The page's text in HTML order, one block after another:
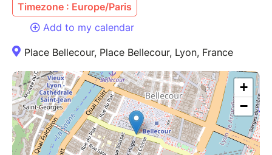
Timezone : Europe/Paris
Add to my calendar
Place Bellecour, Place Bellecour, Lyon, France
+
−